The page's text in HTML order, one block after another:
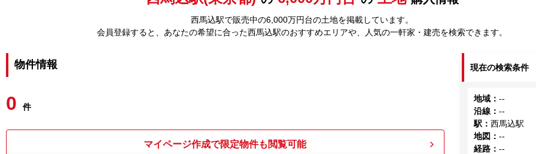
西馬込駅で販売中の6,000万円台の土地を掲載しています。
会員登録すると、あなたの希望に合った西馬込駅のおすすめエリアや、人気の一軒家・建売を検索できます。
物件情報
0 件
マイページ作成で限定物件も閲覧可能
現在の検索条件
地域 ：--
沿線 ：--
駅 ：西馬込駅
地図 ：--
経路 ：--